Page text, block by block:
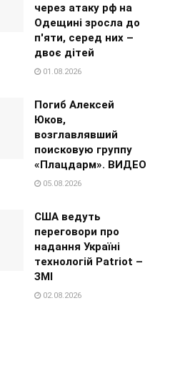
через атаку рф на
Одещині зросла до
п'яти, серед них –
двоє дітей
01.08.2026
Погиб Алексей
Юков,
возглавлявший
поисковую группу
«Плацдарм». ВИДЕО
05.08.2026
США ведуть
переговори про
надання Україні
технологій Patriot –
ЗМІ
02.08.2026